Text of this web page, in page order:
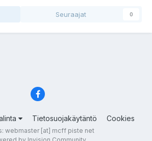
Seuraajat 0
Tietosuojakäytäntö Cookies
webmaster [at] mcff piste net